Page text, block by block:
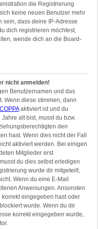
die Registrierung
keine neuen Benutzer mehr
sein, dass deine IP-Adresse
dich registrieren möchtest,
wende dich an die Board-
nicht anmelden!
Benutzernamen und das
Wenn diese stimmen, dann
COPPAaktiviert ist und du
alt bist, musst du bzw.
den
hast. Wenn dies nicht der Fall
aktiviert werden. Bei einigen
Mitglieder erst
du dies selbst erledigen
wurde dir mitgeteilt,
Wenn du eine E-Mail
Anweisungen. Ansonsten
eingegeben hast oder
wurde. Wenn du dir
korrekt eingegeben wurde,